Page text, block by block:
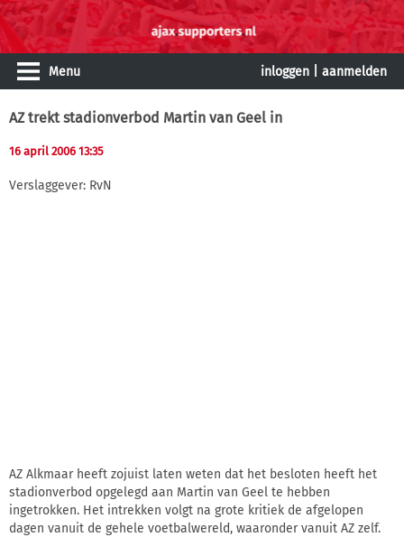
Menu inloggen aanmelden
AZ trekt stadionverbod Martin van Geel in
16 april 2006 13:35
Verslaggever: RvN
AZ Alkmaar heeft zojuist laten weten dat het besloten heeft het
stadionverbod opgelegd aan Martin van Geel te hebben
ingetrokken. Het intrekken volgt na grote kritiek de afgelopen
dagen vanuit de gehele voetbalwereld, waaronder vanuit AZ zelf.